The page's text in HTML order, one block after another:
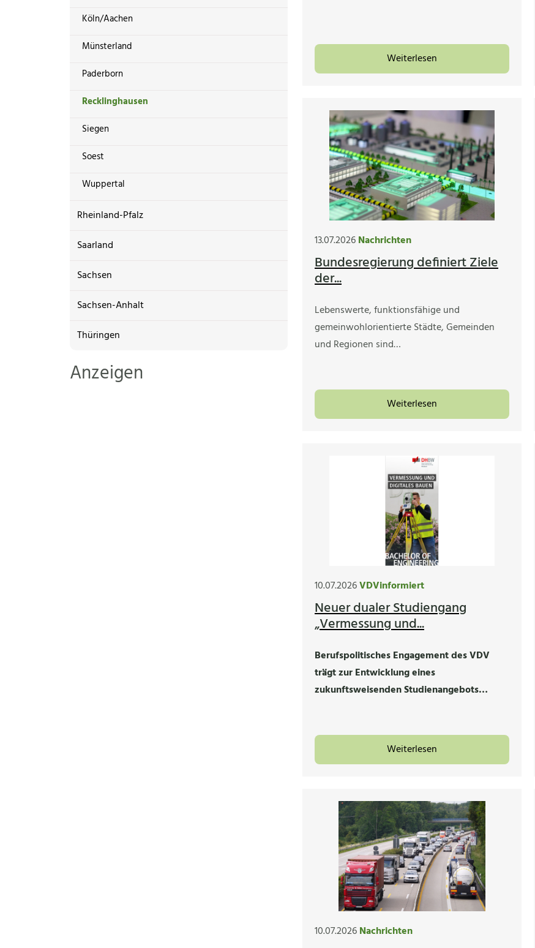
Köln/Aachen
Münsterland
Paderborn
Recklinghausen
Siegen
Soest
Wuppertal
Rheinland-Pfalz
Saarland
Sachsen
Sachsen-Anhalt
Thüringen
Anzeigen
Weiterlesen
13.07.2026Nachrichten
Bundesregierung definiert Ziele
der...
Lebenswerte, funktionsfähige und
gemeinwohlorientierte Städte, Gemeinden
und Regionen sind…
Weiterlesen
10.07.2026VDVinformiert
Neuer dualer Studiengang
„Vermessung und...
Berufspolitisches Engagement des VDV
trägt zur Entwicklung eines
zukunftsweisenden Studienangebots…
Weiterlesen
10.07.2026Nachrichten